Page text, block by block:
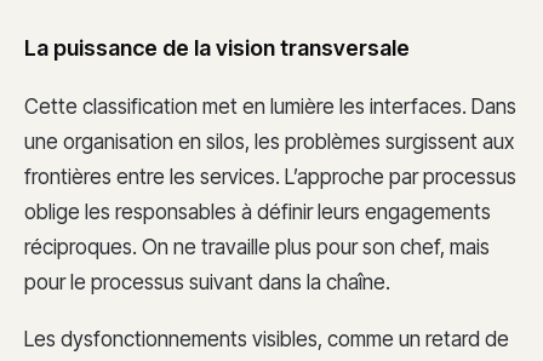
La puissance de la vision transversale
Cette classification met en lumière les interfaces. Dans
une organisation en silos, les problèmes surgissent aux
frontières entre les services. L’approche par processus
oblige les responsables à définir leurs engagements
réciproques. On ne travaille plus pour son chef, mais
pour le processus suivant dans la chaîne.
Les dysfonctionnements visibles, comme un retard de